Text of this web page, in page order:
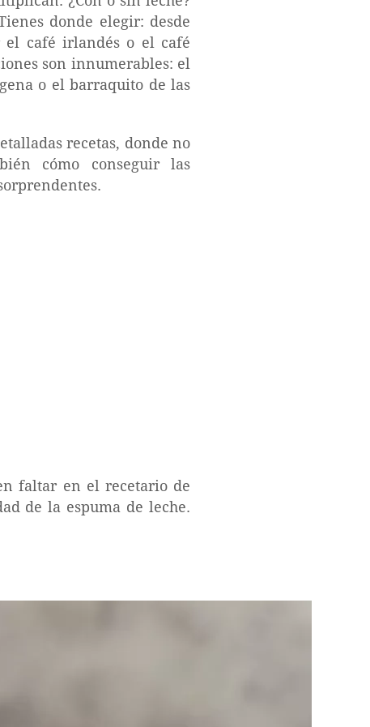
donde elegir: desde
café irlandés o el café
son innumerables: el
o el barraquito de las
recetas, donde no
cómo conseguir las
faltar en el recetario de
de la espuma de leche.